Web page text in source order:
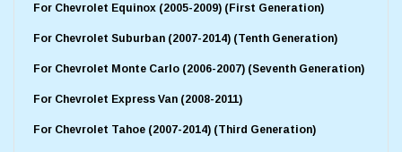
For Chevrolet Equinox (2005-2009) (First Generation)
For Chevrolet Suburban (2007-2014) (Tenth Generation)
For Chevrolet Monte Carlo (2006-2007) (Seventh Generation)
For Chevrolet Express Van (2008-2011)
For Chevrolet Tahoe (2007-2014) (Third Generation)